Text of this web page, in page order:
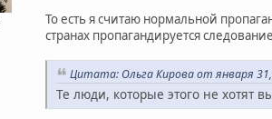
То есть я считаю нормальной
странах пропагандируется
Цитата: Ольга Кирова от января 31,
Те люди, которые этого не хотят